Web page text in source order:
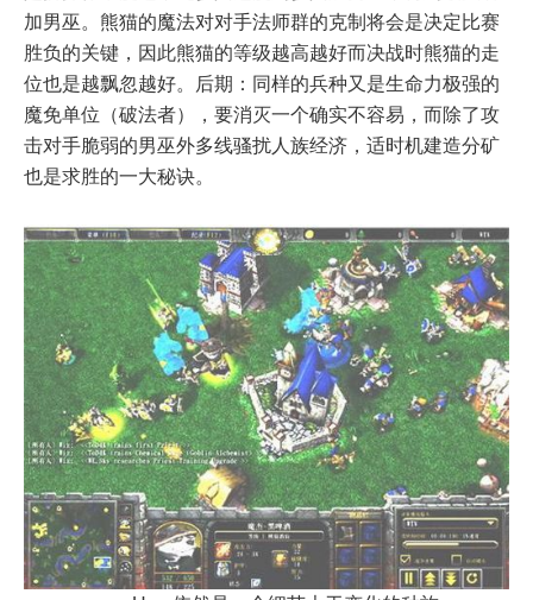
加男巫。熊猫的魔法对对手法师群的克制将会是决定比赛
胜负的关键，因此熊猫的等级越高越好而决战时熊猫的走
位也是越飘忽越好。后期：同样的兵种又是生命力极强的
魔免单位（破法者），要消灭一个确实不容易，而除了攻
击对手脆弱的男巫外多线骚扰人族经济，适时机建造分矿
也是求胜的一大秘诀。